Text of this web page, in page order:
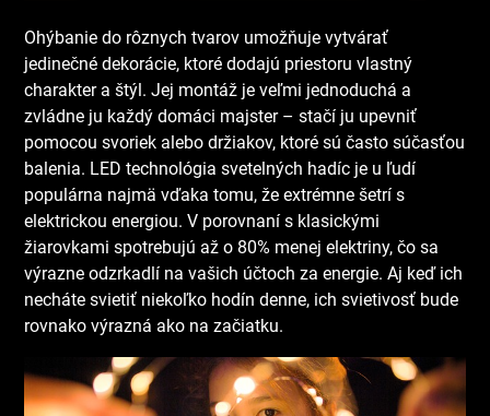
Ohýbanie do rôznych tvarov umožňuje vytvárať
jedinečné dekorácie, ktoré dodajú priestoru vlastný
charakter a štýl. Jej montáž je veľmi jednoduchá a
zvládne ju každý domáci majster – stačí ju upevniť
pomocou svoriek alebo držiakov, ktoré sú často súčasťou
balenia. LED technológia svetelných hadíc je u ľudí
populárna najmä vďaka tomu, že extrémne šetrí s
elektrickou energiou. V porovnaní s klasickými
žiarovkami spotrebujú až o 80% menej elektriny, čo sa
výrazne odzrkadlí na vašich účtoch za energie. Aj keď ich
necháte svietiť niekoľko hodín denne, ich svietivosť bude
rovnako výrazná ako na začiatku.